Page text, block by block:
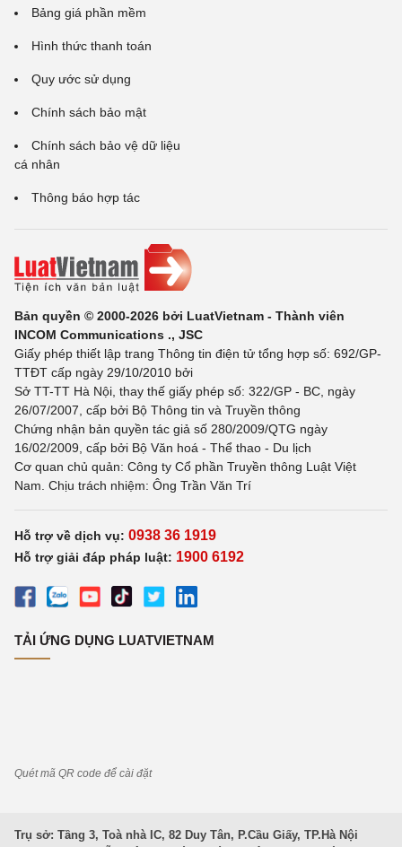
Bảng giá phần mềm
Hình thức thanh toán
Quy ước sử dụng
Chính sách bảo mật
Chính sách bảo vệ dữ liệu
cá nhân
Thông báo hợp tác
Bản quyền © 2000-2026 bởi LuatVietnam - Thành viên
INCOM Communications ., JSC
Giấy phép thiết lập trang Thông tin điện tử tổng hợp số: 692/GP-
TTĐT cấp ngày 29/10/2010 bởi
Sở TT-TT Hà Nội, thay thế giấy phép số: 322/GP - BC, ngày
26/07/2007, cấp bởi Bộ Thông tin và Truyền thông
Chứng nhận bản quyền tác giả số 280/2009/QTG ngày
16/02/2009, cấp bởi Bộ Văn hoá - Thể thao - Du lịch
Cơ quan chủ quản: Công ty Cổ phần Truyền thông Luật Việt
Nam. Chịu trách nhiệm: Ông Trần Văn Trí
Hỗ trợ về dịch vụ: 0938 36 1919
Hỗ trợ giải đáp pháp luật: 1900 6192
TẢI ỨNG DỤNG LUATVIETNAM
Quét mã QR code để cài đặt
Trụ sở: Tầng 3, Toà nhà IC, 82 Duy Tân, P.Cầu Giấy, TP.Hà Nội